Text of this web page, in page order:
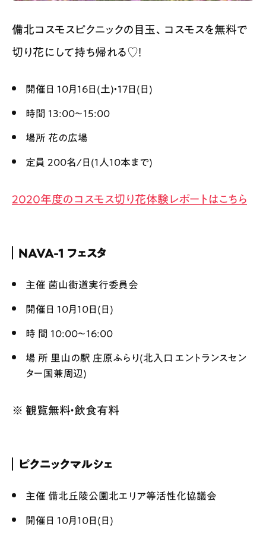
備北コスモスピクニックの目玉、コスモスを無料で
切り花にして持ち帰れる♡！
開催日 10月16日(土)・17日(日)
時間 13:00〜15:00
場所 花の広場
定員 200名/日(1人10本まで)
2020年度のコスモス切り花体験レポートはこちら
NAVA-1 フェスタ
主催 菌山街道実行委員会
開催日 10月10日(日)
時 間 10:00〜16:00
場 所 里山の駅 庄原ふらり(北入口 エントランスセン
ター国兼周辺)
※ 観覧無料・飲食有料
ピクニックマルシェ
主催 備北丘陵公園北エリア等活性化協議会
開催日 10月10日(日)